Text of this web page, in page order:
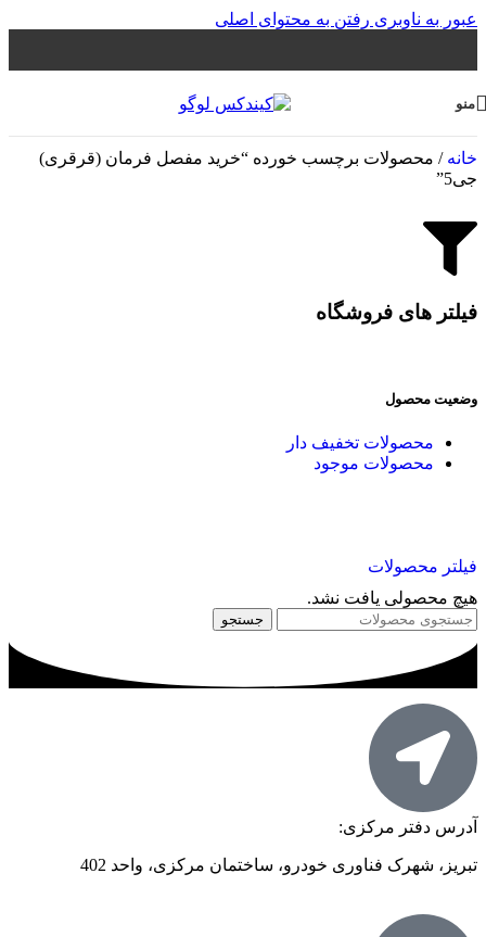
عبور به ناوبری رفتن به محتوای اصلی
منو
خانه/ محصولات برچسب خورده “خرید مفصل فرمان (قرقری)
جی5”
فیلتر های فروشگاه
وضعیت محصول
محصولات تخفیف دار
محصولات موجود
فیلتر محصولات
هیچ محصولی یافت نشد.
جستجو
آدرس دفتر مرکزی:
تبریز، شهرک فناوری خودرو، ساختمان مرکزی، واحد 402